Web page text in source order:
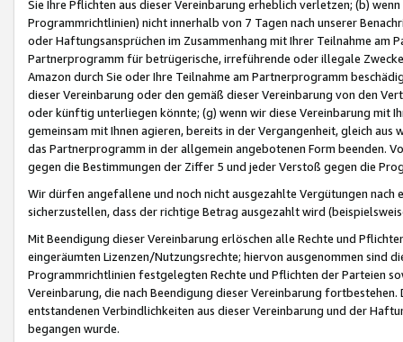
Sie Ihre Pflichten aus dieser Vereinbarung erheblich verletzen; (b)
Programmrichtlinien) nicht innerhalb von 7 Tagen nach unserer
oder Haftungsansprüchen im Zusammenhang mit Ihrer Teilnahme am
Partnerprogramm für betrügerische, irreführende oder illegale
Amazon durch Sie oder Ihre Teilnahme am Partnerprogramm
dieser Vereinbarung oder den gemäß dieser Vereinbarung von den
oder künftig unterliegen könnte; (g) wenn wir diese Vereinbarung mit
gemeinsam mit Ihnen agieren, bereits in der Vergangenheit, gleich
das Partnerprogramm in der allgemein angebotenen Form beenden.
gegen die Bestimmungen der Ziffer 5 und jeder Verstoß gegen die
Wir dürfen angefallene und noch nicht ausgezahlte Vergütungen
sicherzustellen, dass der richtige Betrag ausgezahlt wird
Mit Beendigung dieser Vereinbarung erlöschen alle Rechte und
eingeräumten Lizenzen/Nutzungsrechte; hiervon ausgenommen sind
Programmrichtlinien festgelegten Rechte und Pflichten der Parteien
Vereinbarung, die nach Beendigung dieser Vereinbarung
entstandenen Verbindlichkeiten aus dieser Vereinbarung und der
begangen wurde.